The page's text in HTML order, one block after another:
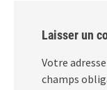
Laisser un
Votre
champs